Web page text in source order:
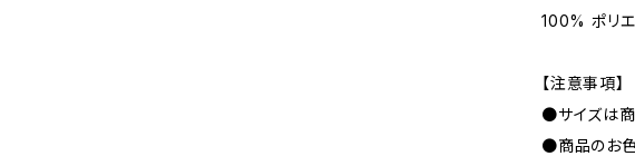
100% ポリ
【注意事項】
●サイズは商
●商品のお